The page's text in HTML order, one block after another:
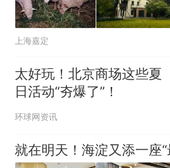
上海嘉定
太好玩！北京商场这些夏
日活动“夯爆了”！
环球网资讯
就在明天！海淀又添一